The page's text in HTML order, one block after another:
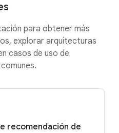
para obtener más
explorar arquitecturas
casos de uso de
recomendación de